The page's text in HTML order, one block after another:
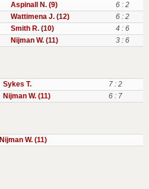
Aspinall N. (9)
6 : 2
Wattimena J. (12)
6 : 2
Smith R. (10)
4 : 6
Nijman W. (11) 3 : 6
Sykes T.
7 : 2
Nijman W. (11) 6 : 7
Nijman W. (11)